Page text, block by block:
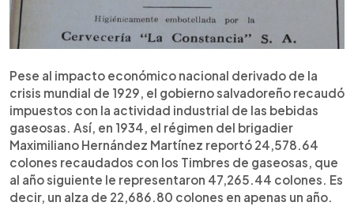
Pese al impacto económico nacional derivado de la
crisis mundial de 1929, el gobierno salvadoreño recaudó
impuestos con la actividad industrial de las bebidas
gaseosas. Así, en 1934, el régimen del brigadier
Maximiliano Hernández Martínez reportó 24,578.64
colones recaudados con los Timbres de gaseosas, que
al año siguiente le representaron 47,265.44 colones. Es
decir, un alza de 22,686.80 colones en apenas un año.